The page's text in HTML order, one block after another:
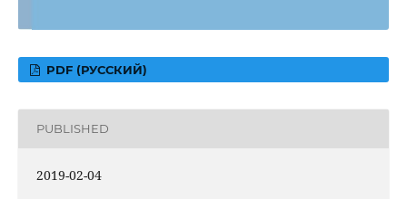
PDF (РУССКИЙ)
PUBLISHED
2019-02-04